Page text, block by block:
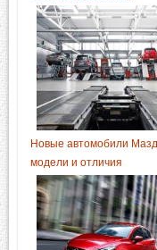
Новые автомобили
модели и отличия